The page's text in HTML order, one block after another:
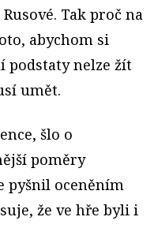
Tak proč na
abychom si
podstaty nelze žít
umět.
šlo o
poměry
pyšnil oceněním
že ve hře byli i